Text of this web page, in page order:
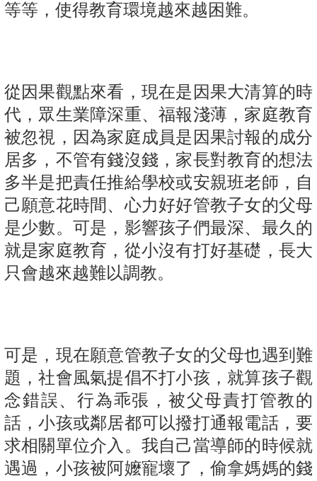
等等，使得教育環境越來越困難。
從因果觀點來看，現在是因果大清算的時
代，眾生業障深重、福報淺薄，家庭教育
被忽視，因為家庭成員是因果討報的成分
居多，不管有錢沒錢，家長對教育的想法
多半是把責任推給學校或安親班老師，自
己願意花時間、心力好好管教子女的父母
是少數。可是，影響孩子們最深、最久的
就是家庭教育，從小沒有打好基礎，長大
只會越來越難以調教。
可是，現在願意管教子女的父母也遇到難
題，社會風氣提倡不打小孩，就算孩子觀
念錯誤、行為乖張，被父母責打管教的
話，小孩或鄰居都可以撥打通報電話，要
求相關單位介入。我自己當導師的時候就
遇過，小孩被阿嬤寵壞了，偷拿媽媽的錢